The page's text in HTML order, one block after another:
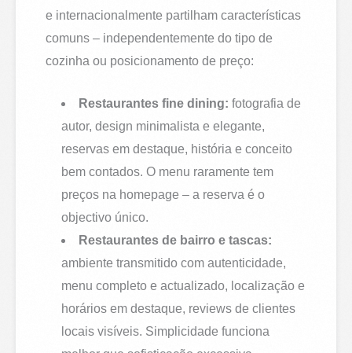
e internacionalmente partilham características
comuns – independentemente do tipo de
cozinha ou posicionamento de preço:
Restaurantes fine dining: fotografia de
autor, design minimalista e elegante,
reservas em destaque, história e conceito
bem contados. O menu raramente tem
preços na homepage – a reserva é o
objectivo único.
Restaurantes de bairro e tascas:
ambiente transmitido com autenticidade,
menu completo e actualizado, localização e
horários em destaque, reviews de clientes
locais visíveis. Simplicidade funciona